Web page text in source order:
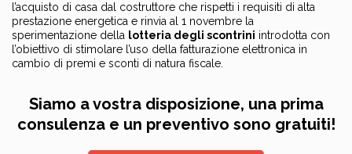
l’acquisto di casa dal costruttore che rispetti i requisiti di alta
prestazione energetica e rinvia al 1 novembre la
sperimentazione della lotteria degli scontrini introdotta con
l’obiettivo di stimolare l’uso della fatturazione elettronica in
cambio di premi e sconti di natura fiscale.
Siamo a vostra disposizione, una prima
consulenza e un preventivo sono gratuiti!